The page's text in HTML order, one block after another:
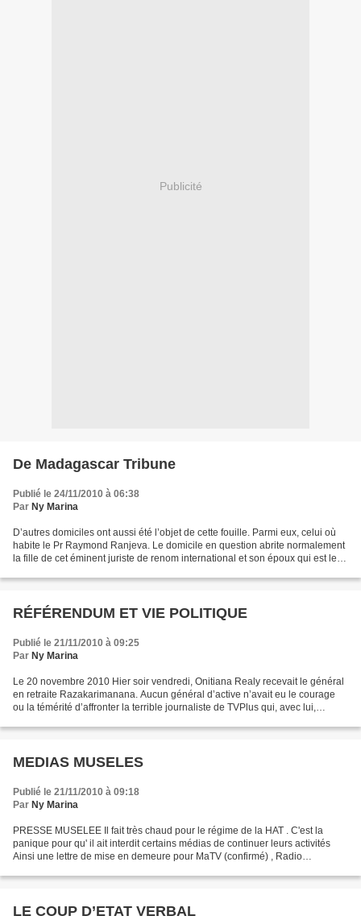
Publicité
De Madagascar Tribune
Publié le 24/11/2010 à 06:38
Par Ny Marina
D’autres domiciles ont aussi été l’objet de cette fouille. Parmi eux, celui où
habite le Pr Raymond Ranjeva. Le domicile en question abrite normalement
la fille de cet éminent juriste de renom international et son époux qui est le
RÉFÉRENDUM ET VIE POLITIQUE
Publié le 21/11/2010 à 09:25
Par Ny Marina
Le 20 novembre 2010 Hier soir vendredi, Onitiana Realy recevait le général
en retraite Razakarimanana. Aucun général d’active n’avait eu le courage
ou la témérité d’affronter la terrible journaliste de TVPlus qui, avec lui,
MEDIAS MUSELES
Publié le 21/11/2010 à 09:18
Par Ny Marina
PRESSE MUSELEE Il fait très chaud pour le régime de la HAT . C'est la
panique pour qu' il ait interdit certains médias de continuer leurs activités
Ainsi une lettre de mise en demeure pour MaTV (confirmé) , Radio
LE COUP D’ETAT VERBAL